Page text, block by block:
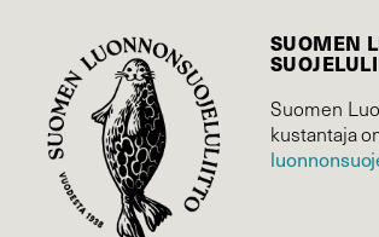
SUOMEN
Suomen
kustantaja